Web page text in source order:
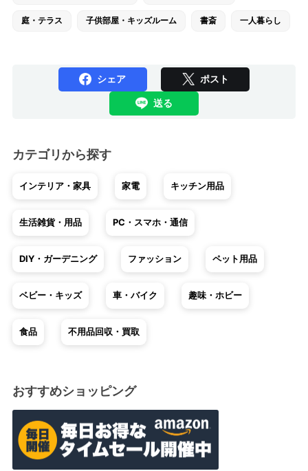
庭・テラス 子供部屋・キッズルーム 書斎 一人暮らし
シェア ポスト
送る
カテゴリから探す
インテリア・家具 家電 キッチン用品
生活雑貨・用品 PC・スマホ・通信
DIY・ガーデニング ファッション ペット用品
ベビー・キッズ 車・バイク 趣味・ホビー
食品 不用品回収・買取
おすすめショッピング